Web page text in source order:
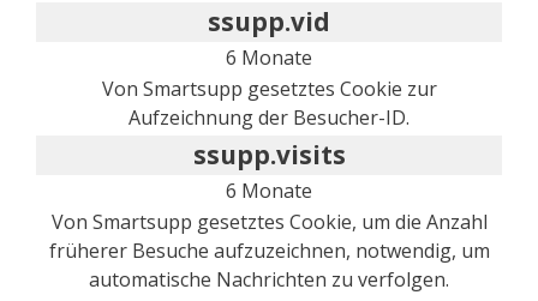
ssupp.vid
6 Monate
Von Smartsupp gesetztes Cookie zur
Aufzeichnung der Besucher-ID.
ssupp.visits
6 Monate
Von Smartsupp gesetztes Cookie, um die Anzahl
früherer Besuche aufzuzeichnen, notwendig, um
automatische Nachrichten zu verfolgen.